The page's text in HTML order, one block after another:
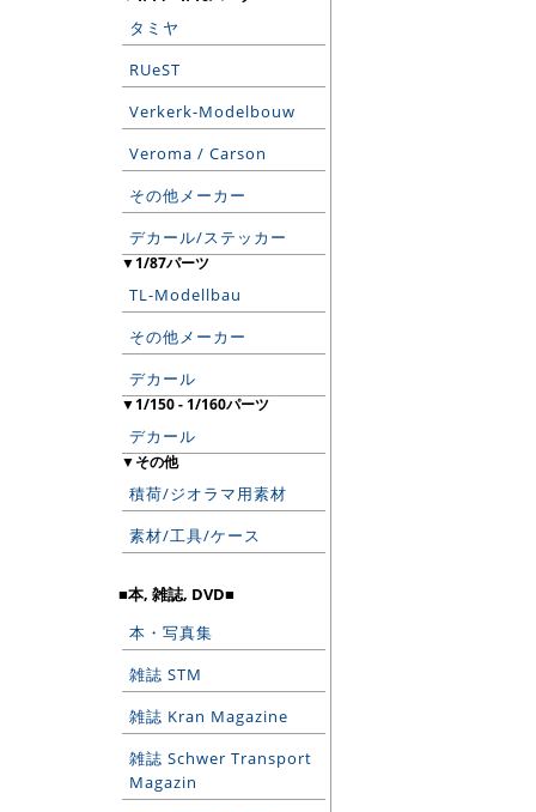
タミヤ
RUeST
Verkerk-Modelbouw
Veroma / Carson
その他メーカー
デカール/ステッカー
▼1/87パーツ
TL-Modellbau
その他メーカー
デカール
▼1/150 - 1/160パーツ
デカール
▼その他
積荷/ジオラマ用素材
素材/工具/ケース
■本, 雑誌, DVD■
本・写真集
雑誌 STM
雑誌 Kran Magazine
雑誌 Schwer Transport
Magazin